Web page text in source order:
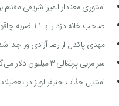
استوری معنادار المیرا شریفی مقدم
صاحب خانه دزد را با 11 ضربه چاقو کشت
مهدی پاکدل از رعنا آزادی ور جدا
سر مربی پرتغالی ۳ میلیون دلار می‌گیرد به پرسپولیس می‌آید
استایل جذاب جنیفر لوپز در